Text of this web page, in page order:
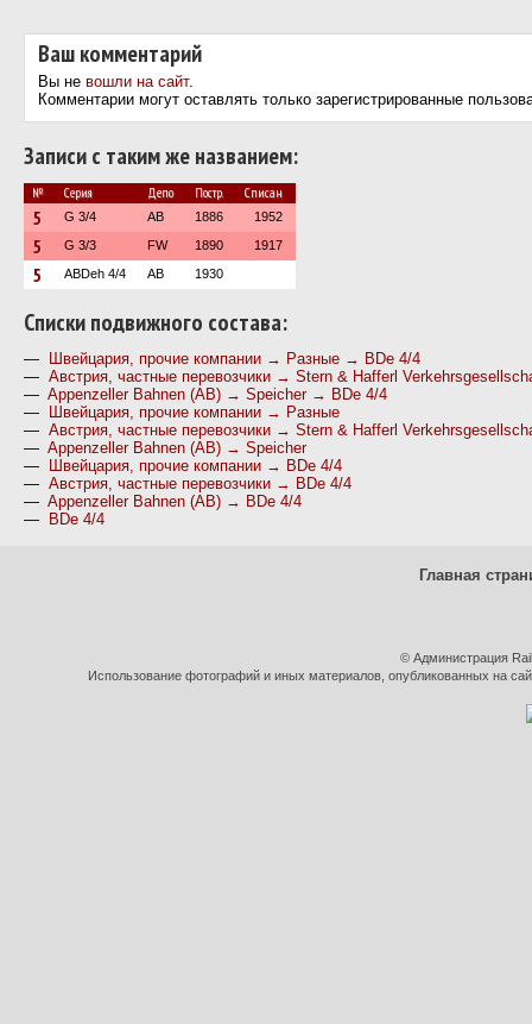
Ваш комментарий
Вы не вошли на сайт.
Комментарии могут оставлять только зарегистрированные
Записи с таким же названием:
№ Серия Депо Постр. Списан
5 G 3/4 AB 1886 1952
5 G 3/3 FW 1890 1917
5 ABDeh 4/4 AB 1930
Cписки подвижного состава:
—
Швейцария, прочие компании → Разные → BDe 4/4
— Австрия, частные перевозчики → Stern & Hafferl
— Appenzeller Bahnen (AB) → Speicher → BDe 4/4
—
Швейцария, прочие компании → Разные
— Австрия, частные перевозчики → Stern & Hafferl
— Appenzeller Bahnen (AB) → Speicher
—
Швейцария, прочие компании → BDe 4/4
— Австрия, частные перевозчики → BDe 4/4
— Appenzeller Bahnen (AB) → BDe 4/4
—
BDe 4/4
Главная
© Администрация
Использование фотографий и иных материалов, опубликованных на